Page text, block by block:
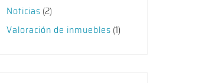
Noticias (2)
Valoración de inmuebles (1)